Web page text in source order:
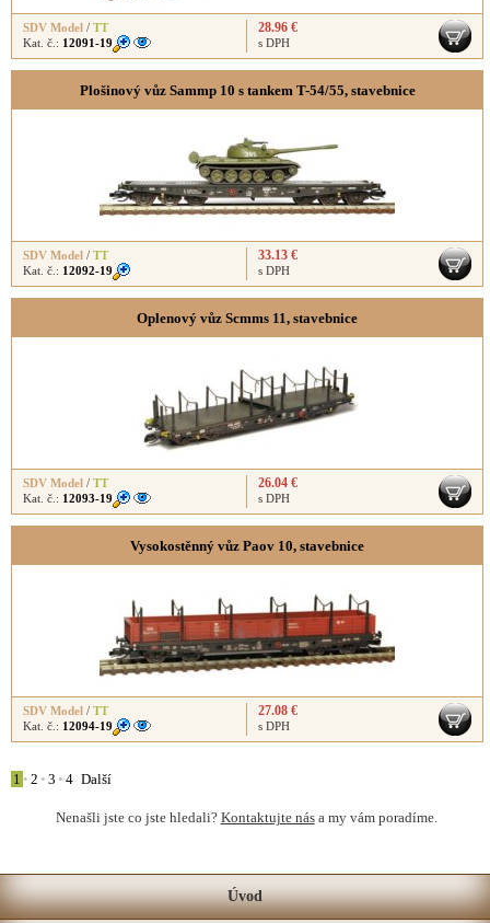
SDV Model / TT
Kat. č.: 12091-19
28.96 €
s DPH
Plošinový vůz Sammp 10 s tankem T-54/55, stavebnice
SDV Model / TT
Kat. č.: 12092-19
33.13 €
s DPH
Oplenový vůz Scmms 11, stavebnice
SDV Model / TT
Kat. č.: 12093-19
26.04 €
s DPH
Vysokostěnný vůz Paov 10, stavebnice
SDV Model / TT
Kat. č.: 12094-19
27.08 €
s DPH
1 • 2 • 3 • 4 Další
Nenašli jste co jste hledali? Kontaktujte nása my vám poradíme.
Úvod